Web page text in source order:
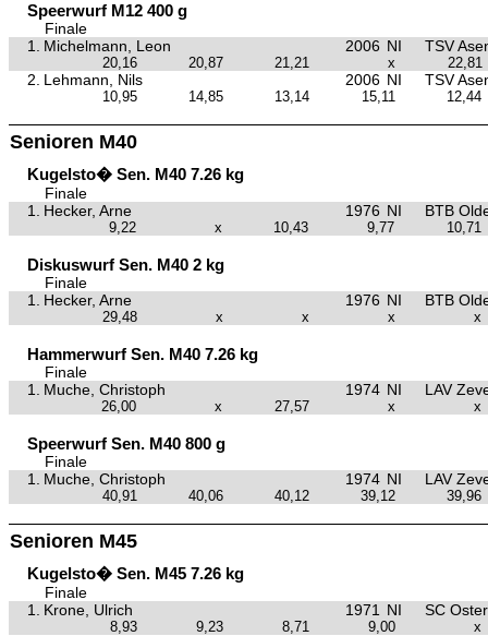
Speerwurf M12 400 g
Finale
1.
Michelmann, Leon 2006 NI TSV
20,16 20,87 21,21 x 22,81
2. Lehmann, Nils 2006 NI TSV
10,95 14,85 13,14 15,11 12,44
Senioren M40
Kugelsto� Sen. M40 7.26 kg
Finale
1.
Hecker, Arne 1976 NI BTB
9,22 x 10,43 9,77 10,71
Diskuswurf Sen. M40 2 kg
Finale
1.
Hecker, Arne 1976 NI BTB
29,48 x x x x
Hammerwurf Sen. M40 7.26 kg
Finale
1.
Muche, Christoph 1974 NI LAV
26,00 x 27,57 x x
Speerwurf Sen. M40 800 g
Finale
1.
Muche, Christoph 1974 NI LAV
40,91 40,06 40,12 39,12 39,96
Senioren M45
Kugelsto� Sen. M45 7.26 kg
Finale
1.
Krone, Ulrich 1971 NI SC
8,93 9,23 8,71 9,00 x